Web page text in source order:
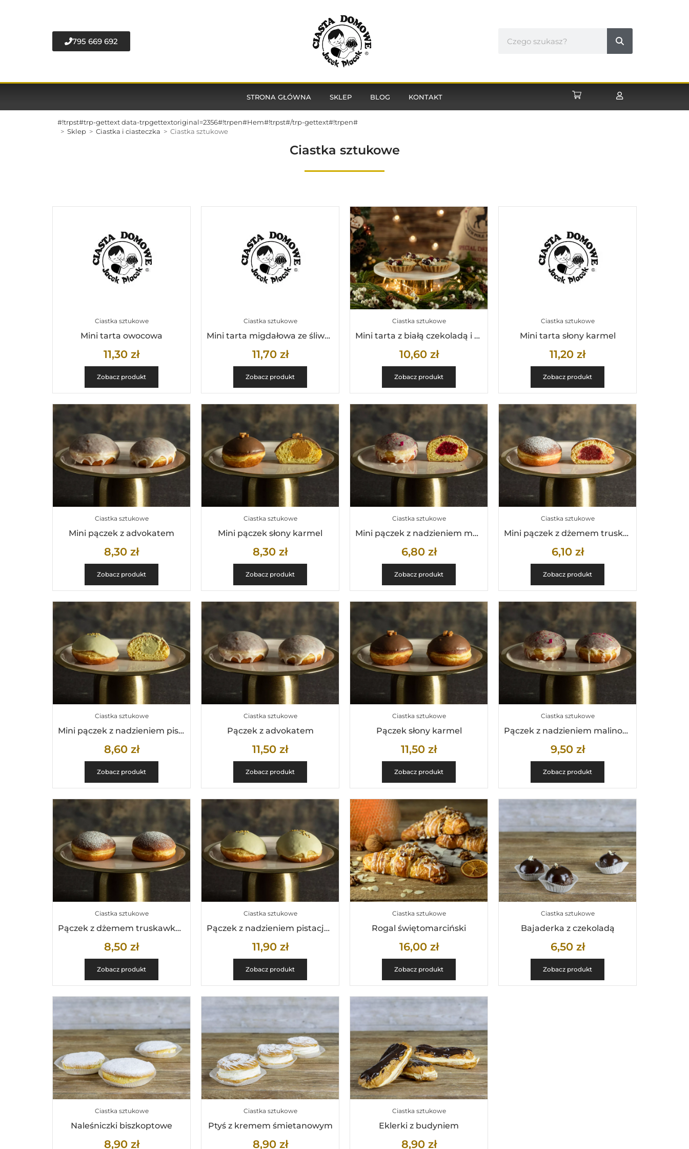
795 669 692
STRONA GŁÓWNA SKLEP BLOG KONTAKT
#!trpst#trp-gettext data-trpgettextoriginal=2356#!trpen#Hem#!trpst#/trp-gettext#!trpen#
> Sklep > Ciastka i ciasteczka > Ciastka sztukowe
Ciastka sztukowe
Ciastka sztukowe
Mini tarta owocowa
11,30 zł
Zobacz produkt
Ciastka sztukowe
Mini tarta migdałowa ze śliwkami
11,70 zł
Zobacz produkt
Ciastka sztukowe
Mini tarta z białą czekoladą i żurawią
10,60 zł
Zobacz produkt
Ciastka sztukowe
Mini tarta słony karmel
11,20 zł
Zobacz produkt
Ciastka sztukowe
Mini pączek z advokatem
8,30 zł
Zobacz produkt
Ciastka sztukowe
Mini pączek słony karmel
8,30 zł
Zobacz produkt
Ciastka sztukowe
Mini pączek z nadzieniem malinowo różanym
6,80 zł
Zobacz produkt
Ciastka sztukowe
Mini pączek z dżemem truskawkowym
6,10 zł
Zobacz produkt
Ciastka sztukowe
Mini pączek z nadzieniem pistacjowym
8,60 zł
Zobacz produkt
Ciastka sztukowe
Pączek z advokatem
11,50 zł
Zobacz produkt
Ciastka sztukowe
Pączek słony karmel
11,50 zł
Zobacz produkt
Ciastka sztukowe
Pączek z nadzieniem malinowo różanym
9,50 zł
Zobacz produkt
Ciastka sztukowe
Pączek z dżemem truskawkowym
8,50 zł
Zobacz produkt
Ciastka sztukowe
Pączek z nadzieniem pistacjowym
11,90 zł
Zobacz produkt
Ciastka sztukowe
Rogal świętomarciński
16,00 zł
Zobacz produkt
Ciastka sztukowe
Bajaderka z czekoladą
6,50 zł
Zobacz produkt
Ciastka sztukowe
Naleśniczki biszkoptowe
8,90 zł
Ciastka sztukowe
Ptyś z kremem śmietanowym
8,90 zł
Ciastka sztukowe
Eklerki z budyniem
8,90 zł